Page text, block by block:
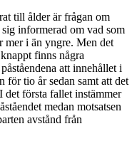
till ålder är frågan om
informerad om vad som
mer i än yngre. Men det
finns några
att innehållet i
för tio år sedan samt att det
det första fallet instämmer
medan motsatsen
avstånd från